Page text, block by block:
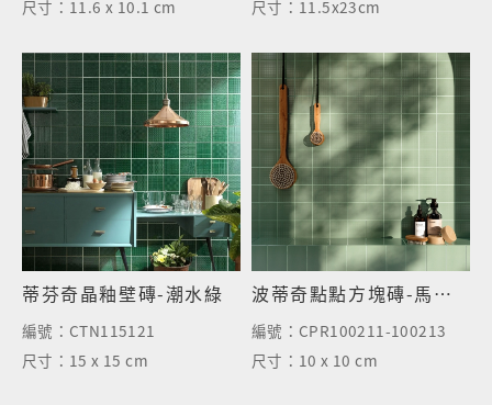
尺寸： 11.6 x 10.1 cm
尺寸： 11.5x23cm
蒂芬奇晶釉壁磚-潮水綠
編號： CTN115121
尺寸： 15 x 15 cm
波蒂奇點點方塊磚-馬卡龍綠
編號： CPR100211-100213
尺寸： 10 x 10 cm